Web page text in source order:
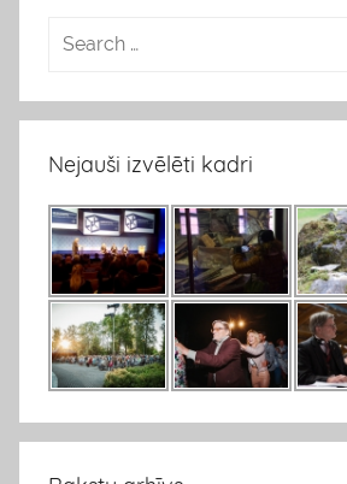
Nejauši izvēlēti kadri